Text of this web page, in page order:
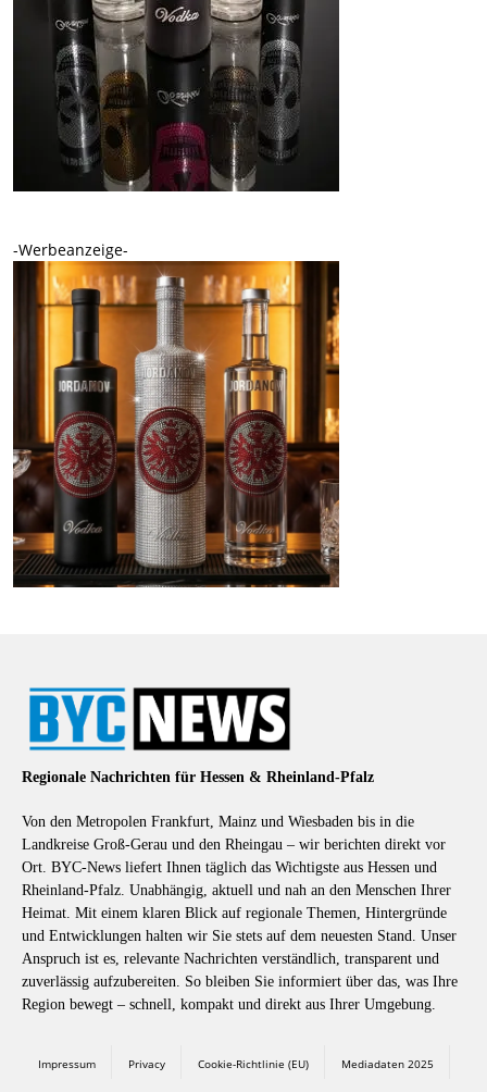
-Werbeanzeige-
Regionale Nachrichten für Hessen & Rheinland-Pfalz
Von den Metropolen Frankfurt, Mainz und Wiesbaden bis in die
Landkreise Groß-Gerau und den Rheingau – wir berichten direkt vor
Ort. BYC-News liefert Ihnen täglich das Wichtigste aus Hessen und
Rheinland-Pfalz. Unabhängig, aktuell und nah an den Menschen Ihrer
Heimat. Mit einem klaren Blick auf regionale Themen, Hintergründe
und Entwicklungen halten wir Sie stets auf dem neuesten Stand. Unser
Anspruch ist es, relevante Nachrichten verständlich, transparent und
zuverlässig aufzubereiten. So bleiben Sie informiert über das, was Ihre
Region bewegt – schnell, kompakt und direkt aus Ihrer Umgebung.
Impressum Privacy Cookie-Richtlinie (EU) Mediadaten 2025